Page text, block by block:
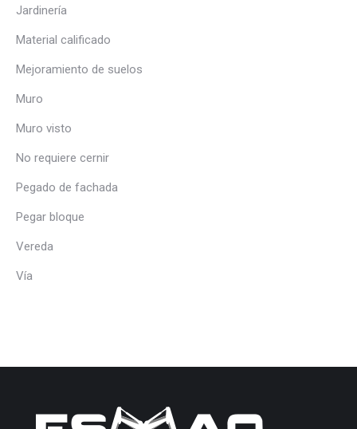
Jardinería
Material calificado
Mejoramiento de suelos
Muro
Muro visto
No requiere cernir
Pegado de fachada
Pegar bloque
Vereda
Vía